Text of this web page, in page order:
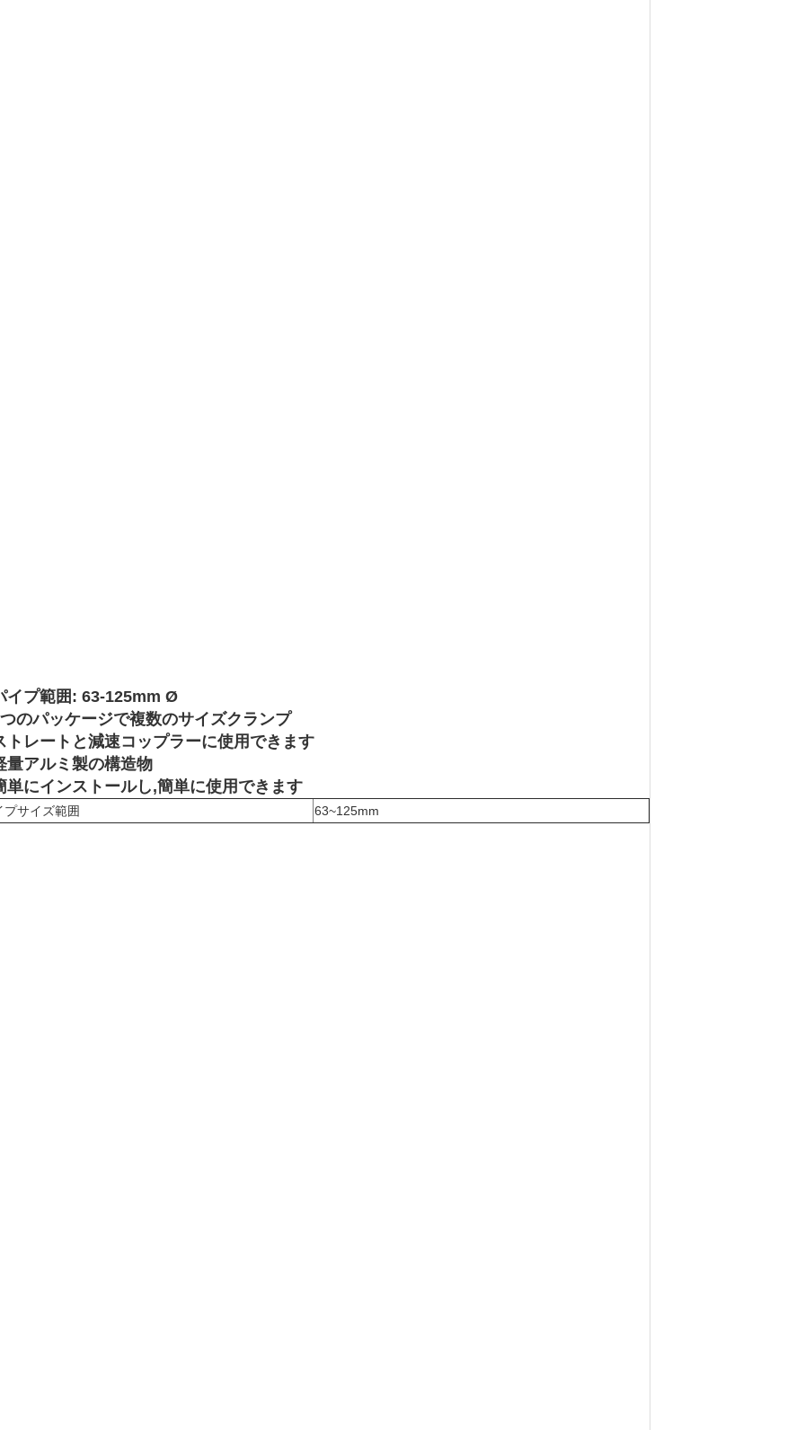
イプ範囲: 63-125mm Ø
のパッケージで複数のサイズクランプ
トレートと減速コップラーに使用できます
量アルミ製の構造物
単にインストールし,簡単に使用できます
プサイズ範囲 63~125mm